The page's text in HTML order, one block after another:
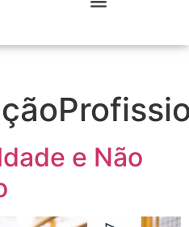
e Não